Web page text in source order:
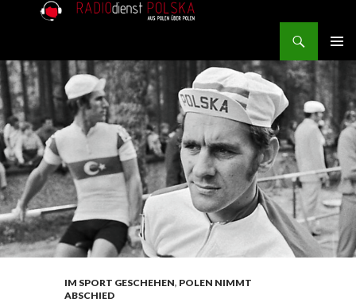
MENU
IM SPORT GESCHEHEN, POLEN NIMMT
ABSCHIED